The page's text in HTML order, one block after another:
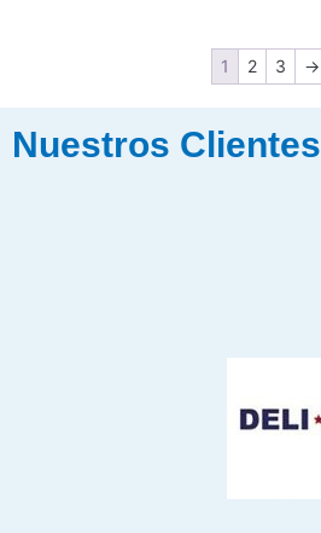
1 2 3 →
Nuestros Clientes